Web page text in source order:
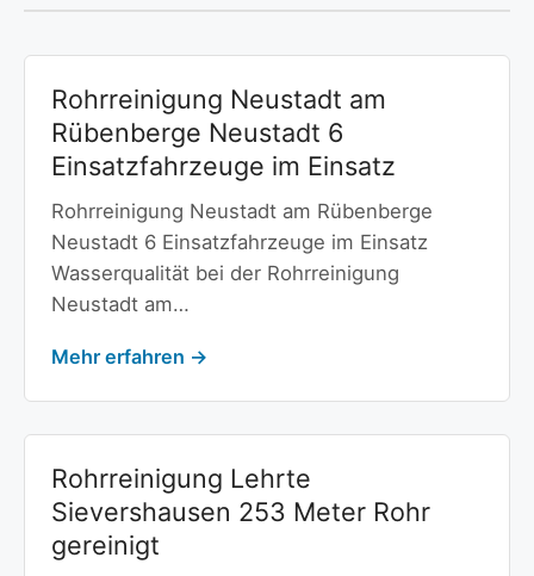
Rohrreinigung Neustadt am
Rübenberge Neustadt 6
Einsatzfahrzeuge im Einsatz
Rohrreinigung Neustadt am Rübenberge
Neustadt 6 Einsatzfahrzeuge im Einsatz
Wasserqualität bei der Rohrreinigung
Neustadt am…
Mehr erfahren →
Rohrreinigung Lehrte
Sievershausen 253 Meter Rohr
gereinigt